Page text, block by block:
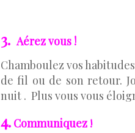
3. Aérez vous !
Chamboulez vos
de fil ou de son retour.
nuit . Plus vous vous
4. Communiquez !